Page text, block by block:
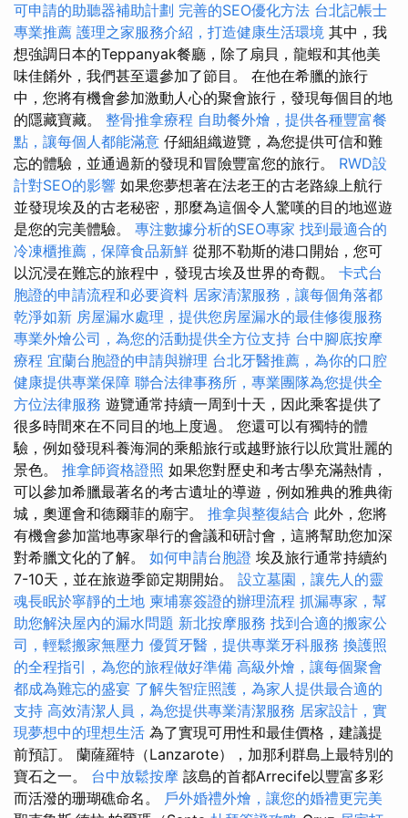
可申請的助聽器補助計劃 完善的SEO優化方法 台北記帳士
專業推薦 護理之家服務介紹，打造健康生活環境 其中，我
想強調日本的Teppanyak餐廳，除了扇貝，龍蝦和其他美
味佳餚外，我們甚至還參加了節目。 在他在希臘的旅行
中，您將有機會參加激動人心的聚會旅行，發現每個目的地
的隱藏寶藏。 整骨推拿療程 自助餐外燴，提供各種豐富餐
點，讓每個人都能滿意 仔細組織遊覽，為您提供可信和難
忘的體驗，並通過新的發現和冒險豐富您的旅行。 RWD設
計對SEO的影響 如果您夢想著在法老王的古老路線上航行
並發現埃及的古老秘密，那麼為這個令人驚嘆的目的地巡遊
是您的完美體驗。 專注數據分析的SEO專家 找到最適合的
冷凍櫃推薦，保障食品新鮮 從那不勒斯的港口開始，您可
以沉浸在難忘的旅程中，發現古埃及世界的奇觀。 卡式台
胞證的申請流程和必要資料 居家清潔服務，讓每個角落都
乾淨如新 房屋漏水處理，提供您房屋漏水的最佳修復服務
專業外燴公司，為您的活動提供全方位支持 台中腳底按摩
療程 宜蘭台胞證的申請與辦理 台北牙醫推薦，為你的口腔
健康提供專業保障 聯合法律事務所，專業團隊為您提供全
方位法律服務 遊覽通常持續一周到十天，因此乘客提供了
很多時間來在不同目的地上度過。 您還可以有獨特的體
驗，例如發現科養海洞的乘船旅行或越野旅行以欣賞壯麗的
景色。 推拿師資格證照 如果您對歷史和考古學充滿熱情，
可以參加希臘最著名的考古遺址的導遊，例如雅典的雅典衛
城，奧運會和德爾菲的廟宇。 推拿與整復結合 此外，您將
有機會參加當地專家舉行的會議和研討會，這將幫助您加深
對希臘文化的了解。 如何申請台胞證 埃及旅行通常持續約
7-10天，並在旅遊季節定期開始。 設立墓園，讓先人的靈
魂長眠於寧靜的土地 柬埔寨簽證的辦理流程 抓漏專家，幫
助您解決屋內的漏水問題 新北按摩服務 找到合適的搬家公
司，輕鬆搬家無壓力 優質牙醫，提供專業牙科服務 換護照
的全程指引，為您的旅程做好準備 高級外燴，讓每個聚會
都成為難忘的盛宴 了解失智症照護，為家人提供最合適的
支持 高效清潔人員，為您提供專業清潔服務 居家設計，實
現夢想中的理想生活 為了實現可用性和最佳價格，建議提
前預訂。 蘭薩羅特（Lanzarote），加那利群島上最特別的
寶石之一。 台中放鬆按摩 該島的首都Arrecife以豐富多彩
而活潑的珊瑚礁命名。 戶外婚禮外燴，讓您的婚禮更完美